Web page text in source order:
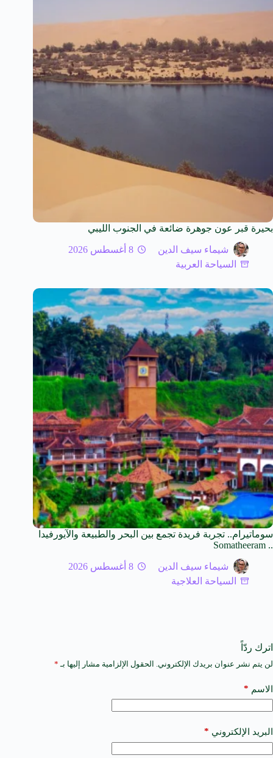
بحيرة قبر عون جوهرة ضائعة في الجنوب الليبي
شيماء سيف الدين
8 أغسطس 2026
السياحة العربية
سوماتيرام.. تجربة فريدة تجمع بين البحر والطبيعة والآيورفيدا
.. Somatheeram
شيماء سيف الدين
8 أغسطس 2026
السياحة العلاجية
اترك ردّاً
لن يتم نشر عنوان بريدك الإلكتروني. الحقول الإلزامية مشار إليها بـ *
الاسم *
البريد الإلكتروني *
A
t
e
a
t
i